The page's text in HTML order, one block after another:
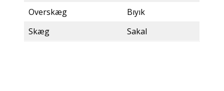
Overskæg
Bıyık
Skæg
Sakal